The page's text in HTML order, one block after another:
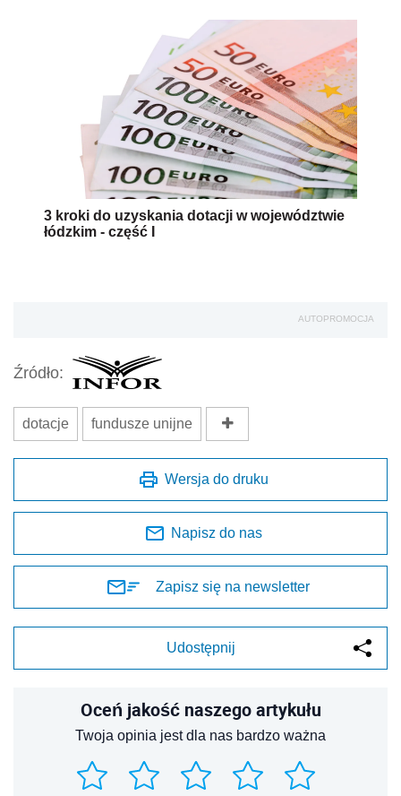
3 kroki do uzyskania dotacji w województwie
łódzkim - część I
AUTOPROMOCJA
Źródło:
dotacje fundusze unijne
Wersja do druku
Napisz do nas
Zapisz się na newsletter
Udostępnij
Oceń jakość naszego artykułu
Twoja opinia jest dla nas bardzo ważna